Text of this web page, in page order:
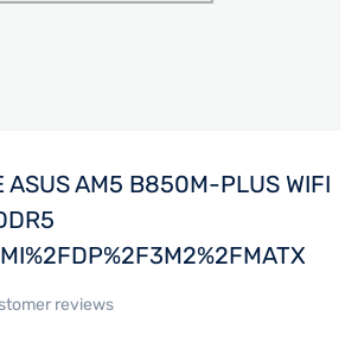
ASUS AM5 B850M-PLUS WIFI
reviews